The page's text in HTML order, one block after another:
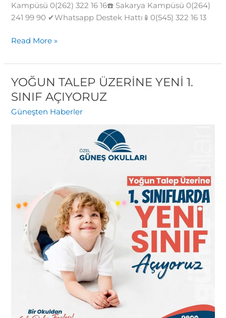
Kampüsü 0(262) 322 16 16☎️ Sakarya Kampüsü 0(264)
241 99 90 ✔Whatsapp Destek Hattı📱0(545) 322 16 13
Read More »
YOĞUN TALEP ÜZERİNE YENİ 1.
SINIF AÇIYORUZ
Güneşten Haberler
YOĞUN
TALEP
YENİ